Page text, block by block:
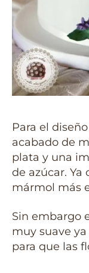
Para el
acabado de
plata y una
de azúcar.
mármol más
Sin embargo
muy suave
para que las